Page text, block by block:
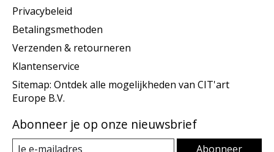
Privacybeleid
Betalingsmethoden
Verzenden & retourneren
Klantenservice
Sitemap: Ontdek alle mogelijkheden van CIT'art
Europe B.V.
Abonneer je op onze nieuwsbrief
Abonneer